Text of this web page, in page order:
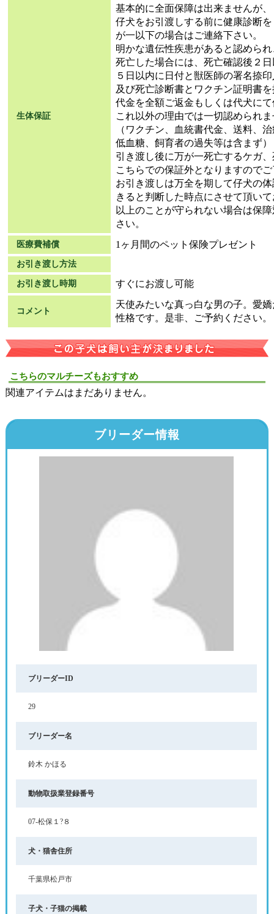
生体保証
基本的に全面保障は出来ませんが、
仔犬をお引渡しする前に健康診断
が一以下の場合はご連絡下さい。
明かな遺伝性疾患があると認めら
死亡した場合には、死亡確認後２
５日以内に日付と獣医師の署名捺
及び死亡診断書とワクチン証明書
代金を全額ご返金もしくは代犬に
これ以外の理由では一切認められ
（ワクチン、血統書代金、送料、
低血糖、飼育者の過失等は含まず）
引き渡し後に万が一死亡するケガ
こちらでの保証外となりますので
お引き渡しは万全を期して仔犬の
きると判断した時点にさせて頂い
以上のことが守られない場合は保
さい。
医療費補償 1ヶ月間のペット保険プレゼント
お引き渡し方法
お引き渡し時期 すぐにお渡し可能
コメント
天使みたいな真っ白な男の子。愛
性格です。是非、ご予約ください。
こちらのマルチーズもおすすめ
関連アイテムはまだありません。
ブリーダー情報
ブリーダーID
29
ブリーダー名
鈴木 かほる
動物取扱業登録番号
07-松保１?８
犬・猫舎住所
千葉県松戸市
子犬・子猫の掲載